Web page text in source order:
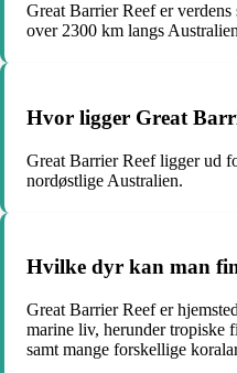
Great Barrier Reef er
over 2300 km langs
Hvor ligger Great
Great Barrier Reef ligger ud
nordøstlige Australien.
Hvilke dyr kan man
Great Barrier Reef er
marine liv, herunder tropiske
samt mange forskellige